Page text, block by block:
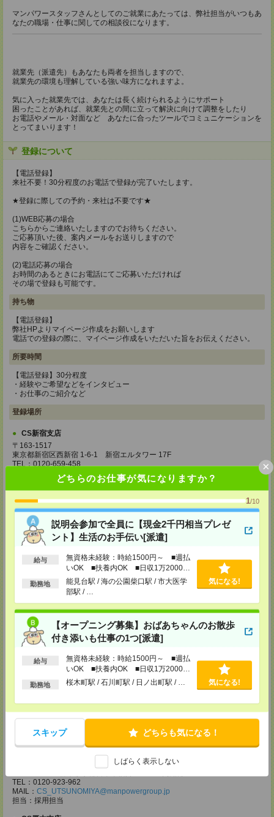
どちらのお仕事が気になりますか？
1/10
説明会参加で全員に【現金2千円相当プレゼ
ント】生活のお手伝い[派遣]
給与
無資格未経験：時給1500円～ ■週払
いOK ■扶養内OK ■日収1万2000円
以上
勤務地
能見台駅 / 海の公園柴口駅 / 市大医学
部駅 / …
気になる!
【オープニング募集】おばあちゃんのお散歩
付き添いも仕事の1つ[派遣]
給与
無資格未経験：時給1500円～ ■週払
いOK ■扶養内OK ■日収1万2000円
以上
勤務地 桜木町駅 / 石川町駅 / 日ノ出町駅 / … 気になる!
スキップ どちらも気になる！
しばらく表示しない
×
マンパワースタッフさんとしてのご就業にあたっては、弊社担当がいつもあ
なたの職場・仕事に関しての相談役になります。
就業先（派遣先）もあなたも両者を担当しますので、
就業先の環境も理解している強い味方になれますよ。
気に入った就業先では、あなたは長く続けられるようにサポート
困ったことがあれば、就業先との間に立って解決に向けて調整をしたり
お電話やメール・対面など あなたに合ったツールでコミュニケーションを
とってまいります！
登録について
【電話登録】
来社不要！30分程度のお電話で登録が完了いたします。
★登録に際しての予約・来社は不要です★
(1)WEB応募の場合
こちらからご連絡いたしますのでお待ちください。
ご応募頂いた後、案内メールをお送りしますので
内容をご確認ください。
(2)電話応募の場合
お時間のあるときにお電話にてご応募いただければ
その場で登録も可能です。
持ち物
【電話登録】
弊社HPよりマイページ作成をお願いします
電話での登録の際に、マイページ作成をいただいた旨をお伝えください。
所要時間
【電話登録】30分程度
・経験やご希望などをインタビュー
・お仕事のご紹介など
登録場所
CS新宿支店
〒163-1517
東京都新宿区西新宿 1-6-1 新宿エルタワー 17F
TEL：0120-659-458
CS_SHINJUKU@manpowergroup.jp
担当：採用担当
CS立川支店
〒190-0012
東京都立川市曙町2-34-7 ファーレイーストビル 8F
TEL：0120-659-460
MAIL：CS_TACHIKAWA@manpowergroup.jp
〒220-8136
神奈川県横浜市西区みなとみらい 2-2-1 横浜ランドマークタワー36F
MAIL：CS_YOKOHAMA@manpowergroup.jp
担当：採用担当
CS大宮支店
〒330-0854 埼玉県さいたま市大宮区桜木町 1-10-16 シーノ大宮ノース
ウイング 9階
TEL：0120-769-355
CS_OMIYA@manpowergroup.jp
担当：採用担当
CS高崎支店
〒370-0831 群馬県高崎市あら町167 高崎第一生命ビルディング11Ｆ
MAIL：CS_TAKASAKI@manpowergroup.jp
担当：採用担当
TEL：0120-923-962
MAIL： CS_UTSUNOMIYA@manpowergroup.jp
担当：採用担当